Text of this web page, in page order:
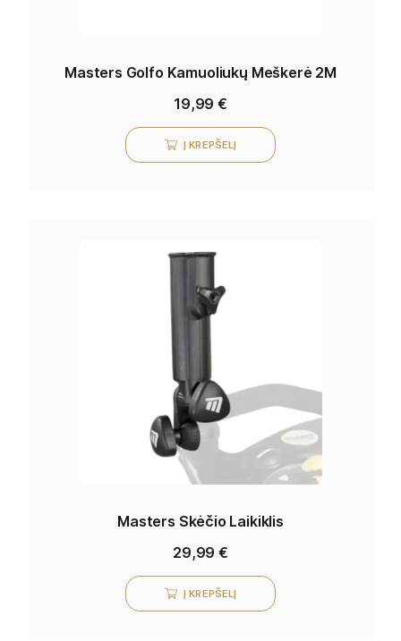
Masters Golfo Kamuoliukų Meškerė 2M
19,99€
Į KREPŠELĮ
Masters Skėčio Laikiklis
29,99€
Į KREPŠELĮ